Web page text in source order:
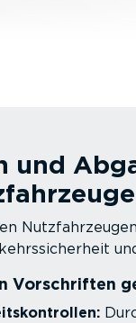
und
Vorschriften